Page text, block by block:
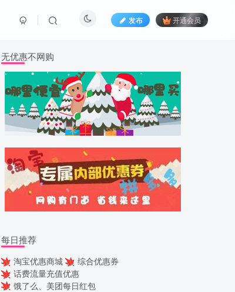
发布 开通会员
无优惠不网购
每日推荐
淘宝优惠商城
综合优惠券
话费流量充值优惠
饿了么、美团每日红包